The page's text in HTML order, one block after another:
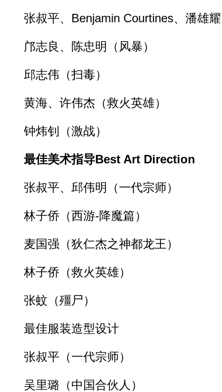
张叔平、Benjamin Courtines、潘雄耀
邝志良、陈忠明（风暴）
邱志伟（扫毒）
黄海、许伟杰（救火英雄）
钟炜钊（激战）
最佳美术指导Best Art Direction
张叔平、邱伟明（一代宗师）
林子侨（西游-降魔篇）
麦国强（狄仁杰之神都龙王）
林子侨（救火英雄）
张蚊（殭尸）
最佳服装造型设计
张叔平（一代宗师）
吴里璐（中国合伙人）